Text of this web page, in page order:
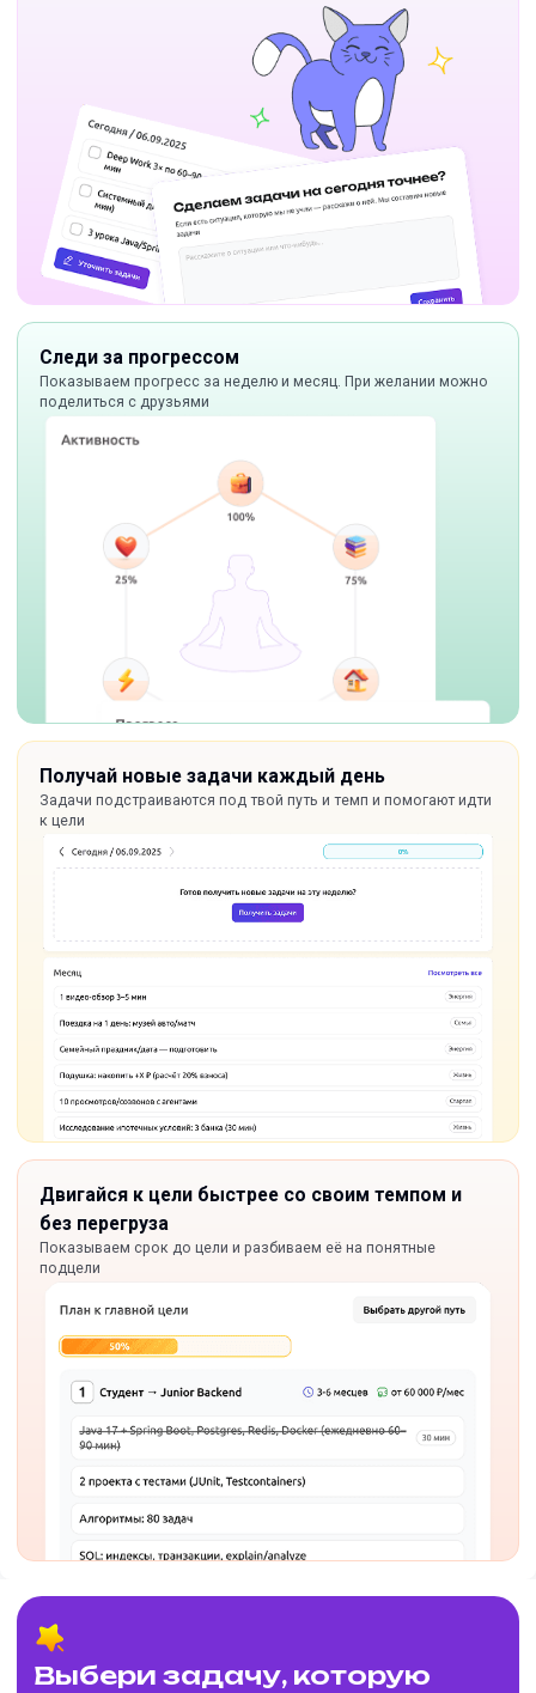
Следи за прогрессом
Показываем прогресс за неделю и месяц. При желании можно
поделиться с друзьями
Получай новые задачи каждый день
Задачи подстраиваются под твой путь и темп и помогают идти
к цели
Двигайся к цели быстрее со своим темпом и
без перегруза
Показываем срок до цели и разбиваем её на понятные
подцели
Выбери задачу, которую